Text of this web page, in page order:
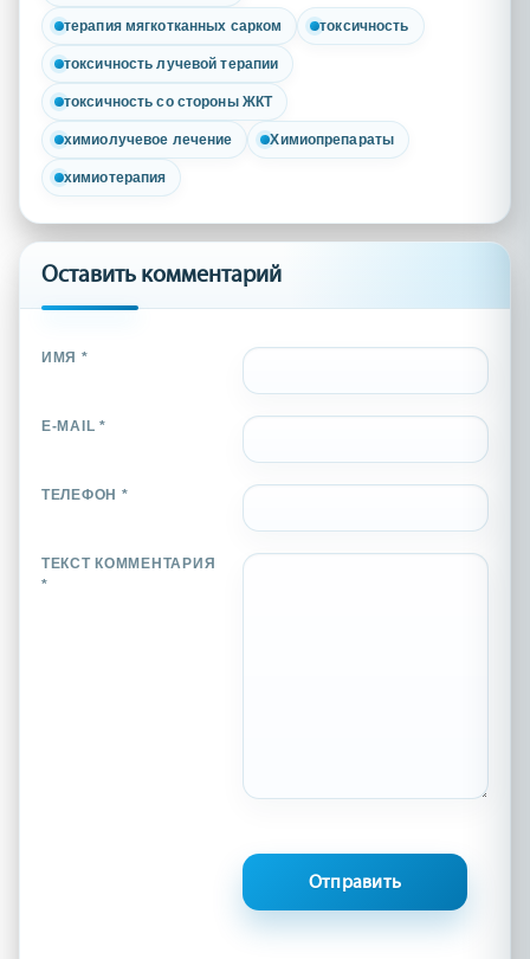
терапия мягкотканных сарком токсичность
токсичность лучевой терапии
токсичность со стороны ЖКТ
химиолучевое лечение Химиопрепараты
химиотерапия
Оставить комментарий
ИМЯ *
E-MAIL *
ТЕЛЕФОН *
ТЕКСТ КОММЕНТАРИЯ
*